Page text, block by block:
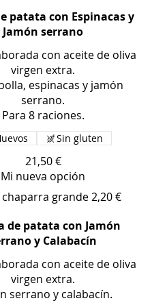
patata con Espinacas y
Jamón serrano
con aceite de oliva
virgen extra.
espinacas y jamón
serrano.
Para 8 raciones.
21,50 €
Sin gluten
Mi nueva opción
chaparra grande2,20 €
de patata con Jamón
y Calabacín
con aceite de oliva
virgen extra.
serrano y calabacín.